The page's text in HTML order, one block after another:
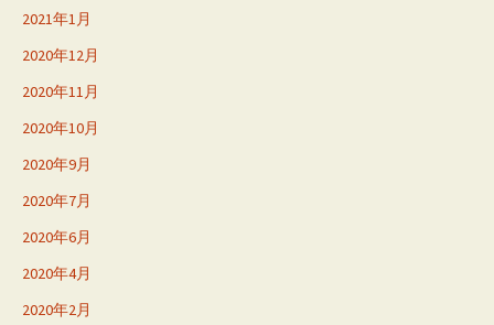
2021年1月
2020年12月
2020年11月
2020年10月
2020年9月
2020年7月
2020年6月
2020年4月
2020年2月